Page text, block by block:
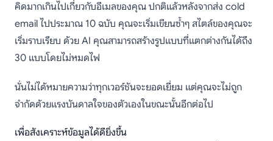
คิดมากเกินไปเกี่ยวกับอีเมลของคุณ ปกติแล้วหลังจากส่ง cold
email ไปประมาณ 10 ฉบับ คุณจะเริ่มเขียนซ้ำๆ สไตล์ของคุณจะ
เริ่มราบเรียบ ด้วย AI คุณสามารถสร้างรูปแบบที่แตกต่างกันได้ถึง
30 แบบโดยไม่หมดไฟ
นั่นไม่ได้หมายความว่าทุกเวอร์ชันจะยอดเยี่ยม แต่คุณจะไม่ถูก
จำกัดด้วยแรงบันดาลใจของตัวเองในขณะนั้นอีกต่อไป
เพื่อสังเคราะห์ข้อมูลได้ดียิ่งขึ้น